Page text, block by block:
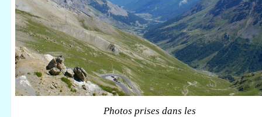
Photos prises dans les